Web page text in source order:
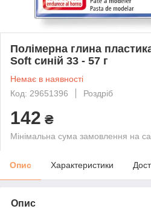
Полімерна глина
Soft синій 33 - 57 г
Немає в наявності
Код: 29651396
Роздріб
142 ₴
Мінімальна сума замовлення на
Опис Характеристики
Опис